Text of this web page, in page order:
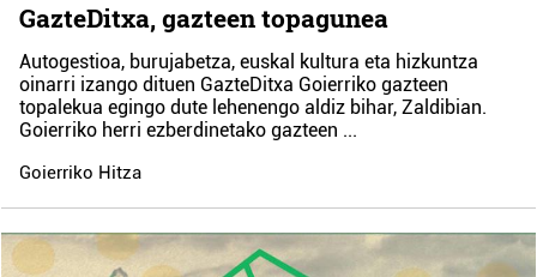
GazteDitxa, gazteen topagunea
Autogestioa, burujabetza, euskal kultura eta hizkuntza
oinarri izango dituen GazteDitxa Goierriko gazteen
topalekua egingo dute lehenengo aldiz bihar, Zaldibian.
Goierriko herri ezberdinetako gazteen ...
Goierriko Hitza